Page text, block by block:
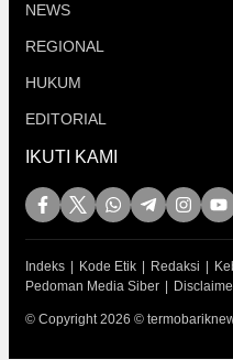
NEWS
REGIONAL
HUKUM
EDITORIAL
IKUTI KAMI
Indeks Kode Etik Redaksi
Pedoman Media Siber
© Copyright 2026 ©